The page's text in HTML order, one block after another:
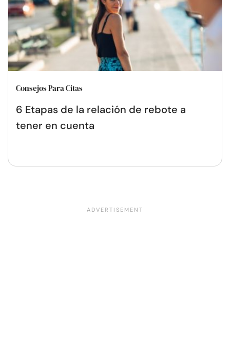
Consejos Para Citas
6 Etapas de la relación de rebote a
tener en cuenta